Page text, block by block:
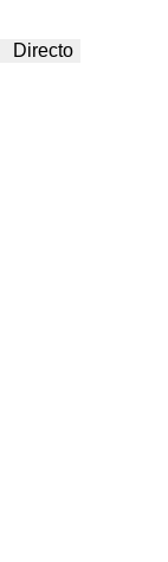
Directo